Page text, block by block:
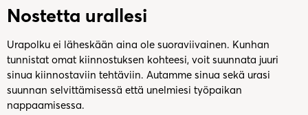
Nostetta urallesi
Urapolku ei läheskään aina ole suoraviivainen. Kunhan
tunnistat omat kiinnostuksen kohteesi, voit suunnata juuri
sinua kiinnostaviin tehtäviin. Autamme sinua sekä urasi
suunnan selvittämisessä että unelmiesi työpaikan
nappaamisessa.